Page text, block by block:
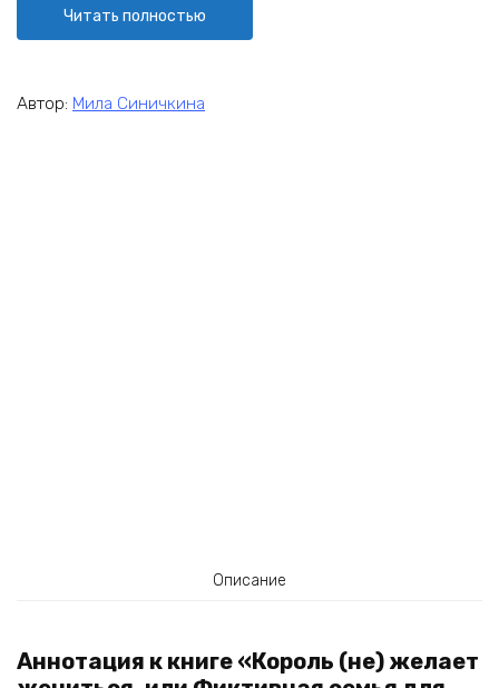
Читать полностью
Автор: Мила Синичкина
Описание
Аннотация к книге «Король (не) желает